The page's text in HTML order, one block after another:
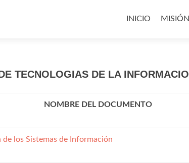
alINICIO MISIÓN
TECNOLOGIAS DE LA
NOMBRE DEL DOCUMENTO
los Sistemas de Información